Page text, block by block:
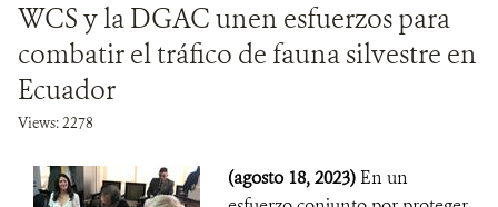
WCS y la DGAC unen esfuerzos para
combatir el tráfico de fauna silvestre en
Ecuador
Views: 2278
(agosto 18, 2023)En un